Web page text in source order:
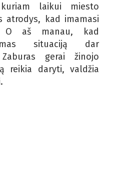
laikui miesto
atrodys, kad imamasi
O aš manau, kad
situaciją dar
gerai žinojo
reikia daryti, valdžia